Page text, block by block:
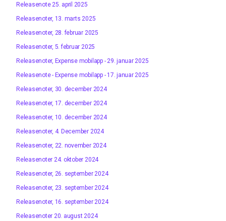
Releasenote 25. april 2025
Releasenoter, 13. marts 2025
Releasenoter, 28. februar 2025
Releasenoter, 5. februar 2025
Releasenoter, Expense mobilapp - 29. januar 2025
Releasenote - Expense mobilapp - 17. januar 2025
Releasenoter, 30. december 2024
Releasenoter, 17. december 2024
Releasenoter, 10. december 2024
Releasenoter, 4. December 2024
Releasenoter, 22. november 2024
Releasenoter 24. oktober 2024
Releasenoter, 26. september 2024
Releasenoter, 23. september 2024
Releasenoter, 16. september 2024
Releasenoter 20. august 2024